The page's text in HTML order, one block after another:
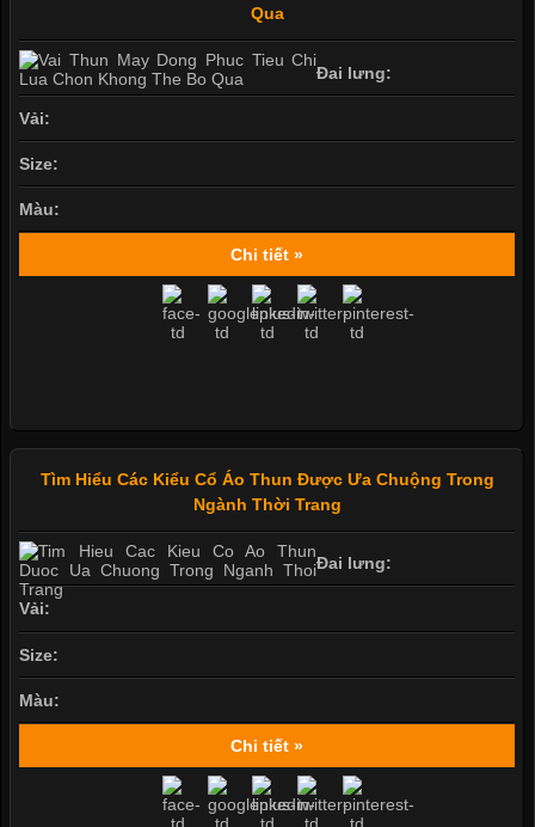
Qua
Đai lưng:
Vải:
Size:
Màu:
Chi tiết »
Tìm Hiểu Các Kiểu Cổ Áo Thun Được Ưa Chuộng Trong
Ngành Thời Trang
Đai lưng:
Vải:
Size:
Màu:
Chi tiết »